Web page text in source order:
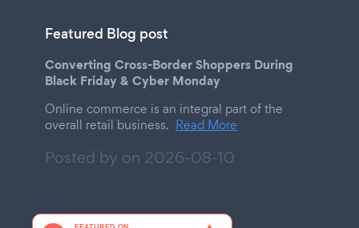
Featured Blog post
Converting Cross-Border Shoppers During
Black Friday & Cyber Monday
Online commerce is an integral part of the
overall retail business. Read More
Posted by on 2026-08-10